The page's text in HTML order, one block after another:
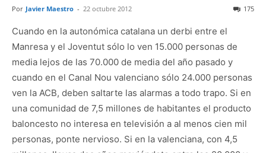
Por Javier Maestro - 22 octubre 2012 175
Cuando en la autonómica catalana un derbi entre el
Manresa y el Joventut sólo lo ven 15.000 personas de
media lejos de las 70.000 de media del año pasado y
cuando en el Canal Nou valenciano sólo 24.000 personas
ven la ACB, deben saltarte las alarmas a todo trapo. Si en
una comunidad de 7,5 millones de habitantes el producto
baloncesto no interesa en televisión a al menos cien mil
personas, ponte nervioso. Si en la valenciana, con 4,5